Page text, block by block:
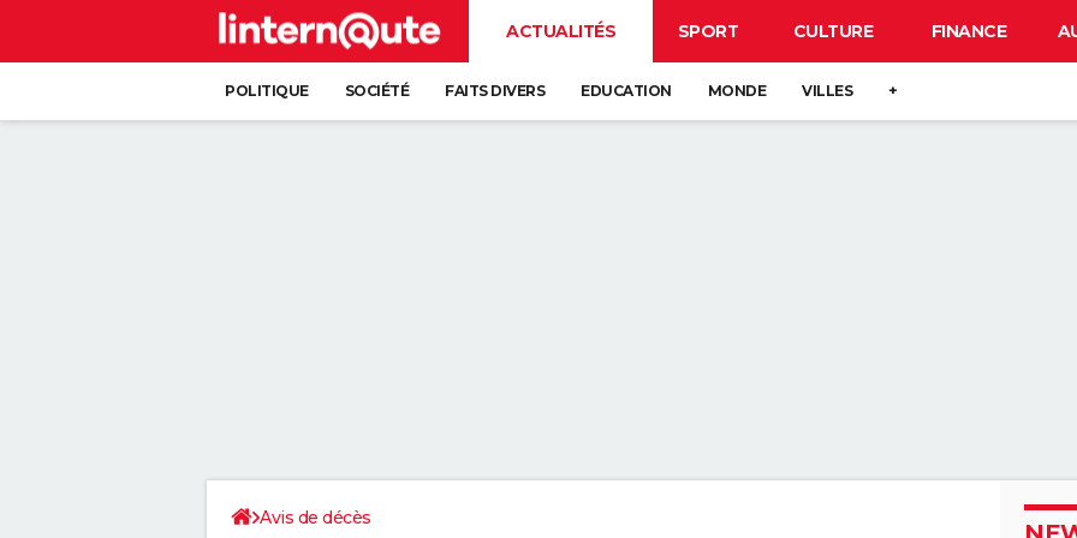
ACTUALITÉS SPORT CULTURE FINANCE
POLITIQUE SOCIÉTÉ FAITS DIVERS EDUCATION MONDE VILLES +
Avis de décès